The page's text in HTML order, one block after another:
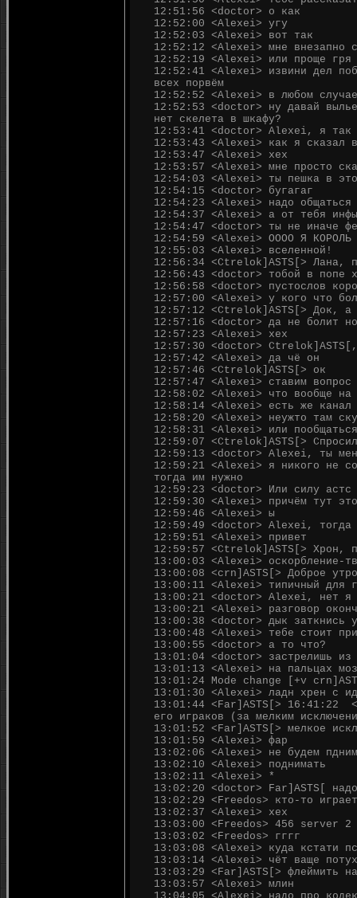
12:51:56 <doctor> о как
12:52:00 <Alexei> угу
12:52:03 <Alexei> вот так
12:52:12 <Alexei> мне внезапно
12:52:19 <Alexei> или проще гря
12:52:41 <Alexei> извини дел
всех порвём
12:52:52 <Alexei> в любом
12:52:53 <doctor> ну давай
нет скелета в шкафу?
12:53:41 <doctor> Alexei, я так
12:53:43 <Alexei> как я сказал
12:53:47 <Alexei> хех
12:53:57 <Alexei> мне просто
12:54:03 <Alexei> ты пешка в
12:54:15 <doctor> бугагаг
12:54:23 <Alexei> надо общаться
12:54:37 <Alexei> а от тебя инфы
12:54:47 <doctor> ты не иначе
12:54:59 <Alexei> ОООО Я КОРОЛЬ
12:55:03 <Alexei> вселенной!
12:56:34 <Ctrelok]ASTS[> Лана,
12:56:43 <doctor> тобой в попе
12:56:58 <doctor> пустослов
12:57:00 <Alexei> у кого что
12:57:12 <Ctrelok]ASTS[> Док, а
12:57:16 <doctor> да не болит
12:57:23 <Alexei> хех
12:57:30 <doctor>
12:57:42 <Alexei> да чё он
12:57:46 <Ctrelok]ASTS[> ок
12:57:47 <Alexei> ставим вопрос
12:58:02 <Alexei> что вообще на
12:58:14 <Alexei> есть же канал
12:58:20 <Alexei> неужто там
12:58:31 <Alexei> или
12:59:07 <Ctrelok]ASTS[> Спросил
12:59:13 <doctor> Alexei, ты
12:59:21 <Alexei> я никого не
тогда им нужно
12:59:23 <doctor> Или силу астс
12:59:30 <Alexei> причём тут это
12:59:46 <Alexei> ы
12:59:49 <doctor> Alexei, тогда
12:59:51 <Alexei> привет
12:59:57 <Ctrelok]ASTS[> Хрон,
13:00:03 <Alexei> оскорбление-
13:00:08 <crn]ASTS[> Доброе
13:00:11 <Alexei> типичный для
13:00:21 <doctor> Alexei, нет я
13:00:21 <Alexei> разговор
13:00:38 <doctor> дык заткнись
13:00:48 <Alexei> тебе стоит
13:00:55 <doctor> а то что?
13:01:04 <doctor> застрелишь из
13:01:13 <Alexei> на пальцах
13:01:24 Mode change [+v
13:01:30 <Alexei> ладн хрен с
13:01:44 <Far]ASTS[> 16:41:22
его играков (за мелким
13:01:52 <Far]ASTS[> мелкое
13:01:59 <Alexei> фар
13:02:06 <Alexei> не будем
13:02:10 <Alexei> поднимать
13:02:11 <Alexei> *
13:02:20 <doctor> Far]ASTS[
13:02:29 <Freedos> кто-то играет
13:02:37 <Alexei> хех
13:03:00 <Freedos> 456 server
13:03:02 <Freedos> гггг
13:03:08 <Alexei> куда кстати
13:03:14 <Alexei> чёт ваще
13:03:29 <Far]ASTS[> флеймить
13:03:57 <Alexei> млин